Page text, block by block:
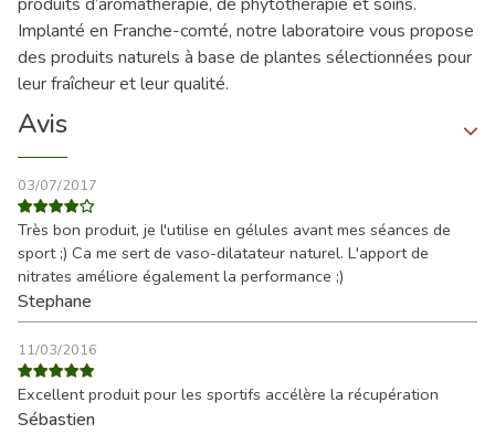
Implanté en Franche-comté, notre laboratoire vous propose
des produits naturels à base de plantes sélectionnées pour
leur fraîcheur et leur qualité.
Avis
03/07/2017
Très bon produit, je l'utilise en gélules avant mes séances de
sport ;) Ca me sert de vaso-dilatateur naturel. L'apport de
nitrates améliore également la performance ;)
Stephane
11/03/2016
Excellent produit pour les sportifs accélère la récupération
Sébastien